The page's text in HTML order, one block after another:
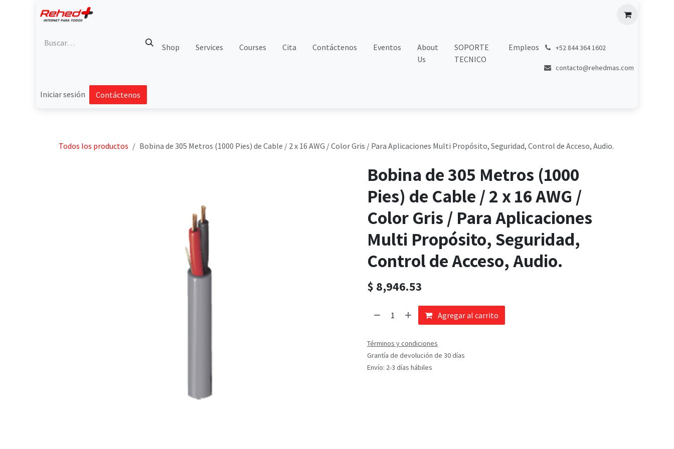
Shop Services Courses Cita Contáctenos Eventos
About
Us
SOPORTE
TECNICO
Empleos +52 844 364 1602
contacto@rehedmas.com
Iniciar sesión Contáctenos
Todos los productos Bobina de 305 Metros (1000 Pies) de Cable / 2 x 16 AWG / Color Gris / Para Aplicaciones Multi Propósito, Seguridad, Control de Acceso, Audio.
Bobina de 305 Metros (1000
Pies) de Cable / 2 x 16 AWG /
Color Gris / Para Aplicaciones
Multi Propósito, Seguridad,
Control de Acceso, Audio.
$ 8,946.53
Agregar al carrito
Términos y condiciones
Grantía de devolución de 30 días
Envío: 2-3 días hábiles